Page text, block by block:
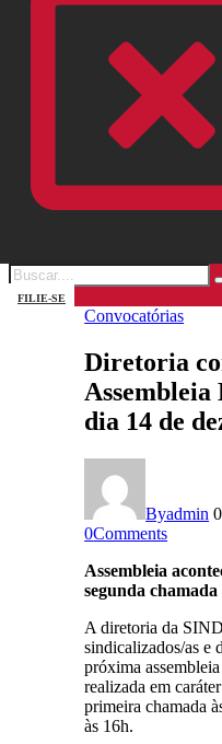
FILIE-SE
Convocatórias
Diretoria
Assembleia
dia 14 de
Byadmin
0Comments
Assembleia
segunda chamada
A diretoria da
sindicalizados/as e
próxima
realizada em
primeira chamada
às 16h.